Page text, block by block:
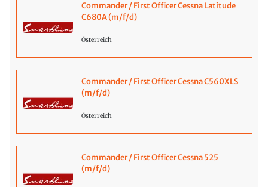
Commander / First Officer Cessna Latitude
C680A (m/f/d)
Österreich
Commander / First Officer Cessna C560XLS
(m/f/d)
Österreich
Commander / First Officer Cessna 525
(m/f/d)